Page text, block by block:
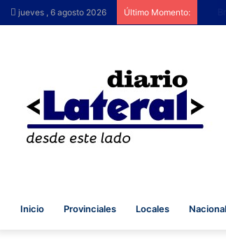
jueves , 6 agosto 2026 Último Momento:
Inicio Provinciales Locales